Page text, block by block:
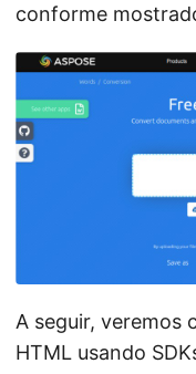
conforme
A seguir, veremos
HTML usando